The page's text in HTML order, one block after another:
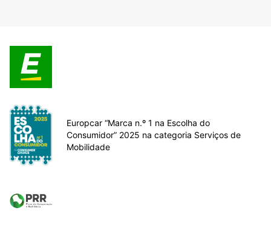
Europcar “Marca n.º 1 na Escolha do
Consumidor” 2025 na categoria Serviços de
Mobilidade